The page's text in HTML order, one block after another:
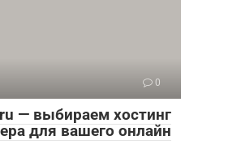
0
— выбираем хостинг
для вашего онлайн